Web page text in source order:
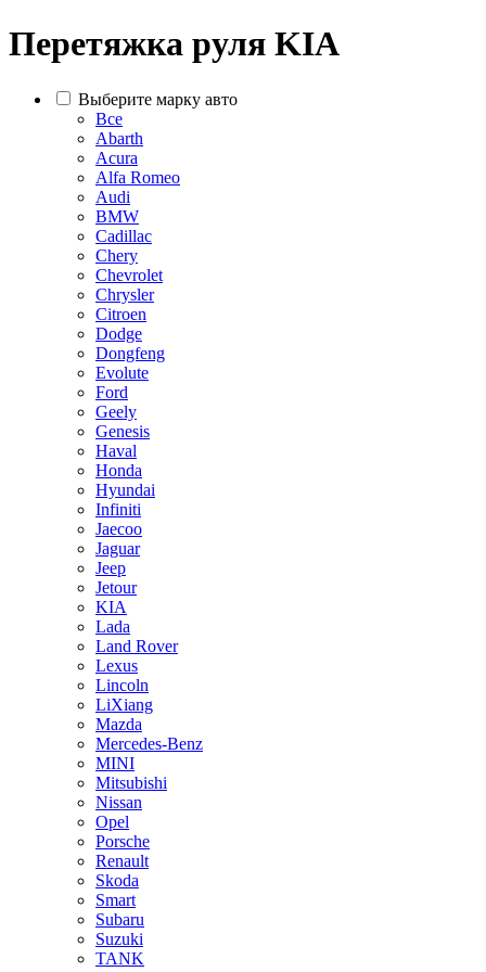
Перетяжка руля KIA
Выберите марку авто
Все
Abarth
Acura
Alfa Romeo
Audi
BMW
Cadillac
Chery
Chevrolet
Chrysler
Citroen
Dodge
Dongfeng
Evolute
Ford
Geely
Genesis
Haval
Honda
Hyundai
Infiniti
Jaecoo
Jaguar
Jeep
Jetour
KIA
Lada
Land Rover
Lexus
Lincoln
LiXiang
Mazda
Mercedes-Benz
MINI
Mitsubishi
Nissan
Opel
Porsche
Renault
Skoda
Smart
Subaru
Suzuki
TANK